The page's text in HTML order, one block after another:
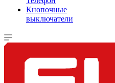
Кнопочные
выключатели